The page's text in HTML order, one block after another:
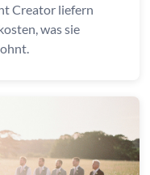
Creator liefern
was sie